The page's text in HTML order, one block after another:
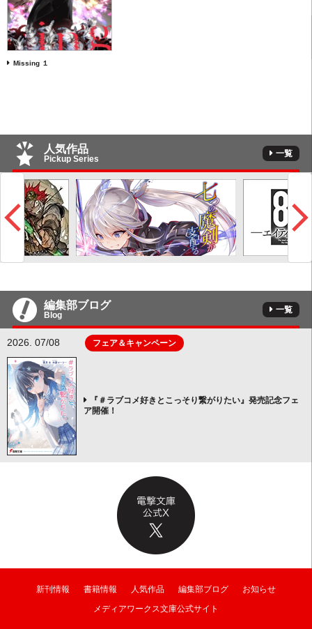
Missing １
人気作品
Pickup Series
一覧
編集部ブログ
Blog
一覧
2026. 07/08 フェア＆キャンペーン
『＃ラブコメ好きとこっそり繋がりたい』発売記念フェ
ア開催！
新刊情報 書籍情報 人気作品 編集部ブログ
お知らせ
メディアワークス文庫公式サイト